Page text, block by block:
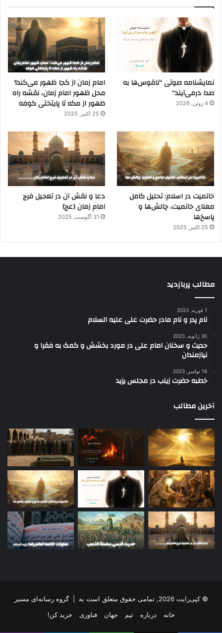
نمایشنامه صوتی “ناقوس‌ها به
صدا در‌می‌آیند”
4 ژوئن, 2026
امام زمان از کجا ظهور می‌کند؟
محل ظهور امام زمان، نقشه راه
ظهور از مکه تا پایتختی کوفه
25 اکتبر, 2025
خاتمیت در اسلام: تحلیل کامل
معنای خاتمیت، چالش‌ها و
پاسخ‌ها
25 اکتبر, 2025
دعا و نقش آن در تعجیل فرج
امام زمان (عج)
31 آگوست, 2025
مطالب پربازدید
1 فوریه, 2023
نام پدر و نام مادر حضرت علی علیه السلام
30 ژانویه, 2023
حدیث و سخنان امام علی در مورد بخشش و کمک به فقرا و
نیازمندان
16 نوامبر, 2023
خطبه حضرت زینب در مجلس یزید
آخرین مطالب
© کپی‌رایت 2026, تمامی حقوق متعلق است به |
گروه رسانه‌ای مسیر
خانه
درباره تیم جهان فناوری خرید کن!